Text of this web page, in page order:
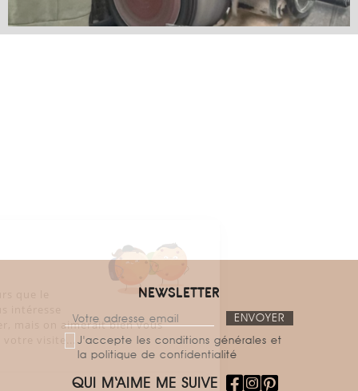
NEWSLETTER
J'accepte les conditions générales et
la politique de confidentialité
QUI M‘AIME ME SUIVE
Salut c'est nous...
les Cookies !
On a attendu d'être sûrs que le
avant de vous déranger, mais on aimerait bien vous
accompagner pendant votre visite...
C'est OK pour vous ?